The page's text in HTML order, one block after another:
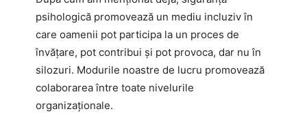
psihologică promovează un mediu incluziv în
care oamenii pot participa la un proces de
învățare, pot contribui și pot provoca, dar nu în
silozuri. Modurile noastre de lucru promovează
colaborarea între toate nivelurile
organizaționale.